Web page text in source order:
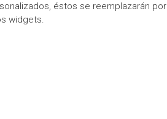
éstos se reemplazarán por
widgets.